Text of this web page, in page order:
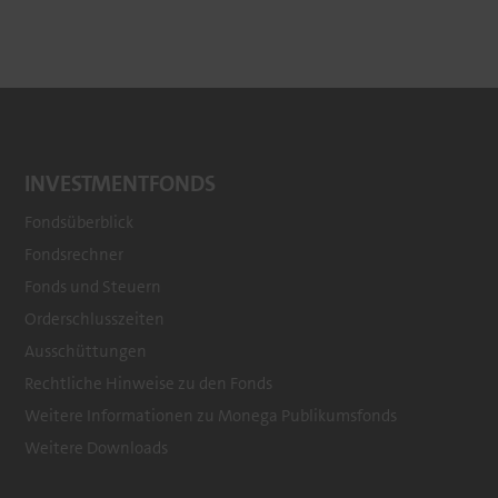
Footer
menu
INVESTMENTFONDS
Fondsüberblick
Fondsrechner
Fonds und Steuern
Orderschlusszeiten
Ausschüttungen
Rechtliche Hinweise zu den Fonds
Weitere Informationen zu Monega Publikumsfonds
Weitere Downloads